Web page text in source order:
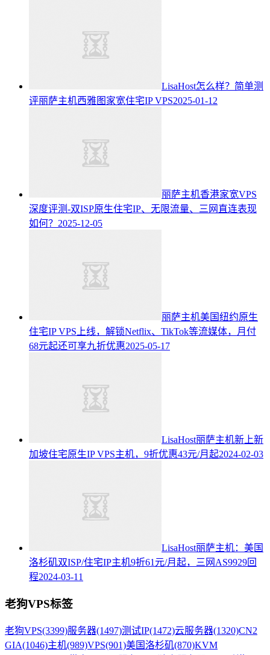
LisaHost怎么样？简单测
评丽萨主机西雅图家宽住宅IP VPS2025-01-12
丽萨主机香港家宽VPS
深度评测-双ISP原生住宅IP、无限流量、三网直连表现
如何？ 2025-12-05
丽萨主机美国纽约原生
住宅IP VPS上线，解锁Netflix、TikTok等流媒体，月付
68元起还可享九折优惠2025-05-17
LisaHost丽萨主机新上新
加坡住宅原生IP VPS主机，9折优惠43元/月起2024-02-03
LisaHost丽萨主机：美国
洛杉矶双ISP/住宅IP主机9折61元/月起，三网AS9929回
程2024-03-11
老狗VPS标签
老狗VPS(3399)服务器(1497)测试IP(1472)云服务器(1320)CN2
GIA(1046)主机(989)VPS(901)美国洛杉矶(870)KVM